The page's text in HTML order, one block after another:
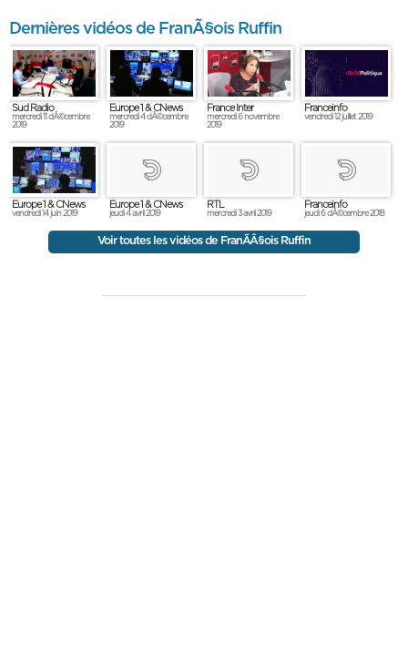
Dernières vidéos de FranÃ§ois Ruffin
Sud Radio
mercredi 11 dÃ©cembre
2019
Europe 1 & CNews
mercredi 4 dÃ©cembre
2019
France Inter
mercredi 6 novembre
2019
Franceinfo
vendredi 12 juillet 2019
Europe 1 & CNews
vendredi 14 juin 2019
Europe 1 & CNews
jeudi 4 avril 2019
RTL
mercredi 3 avril 2019
Franceinfo
jeudi 6 dÃ©cembre 2018
Voir toutes les vidéos de FranÃÂ§ois Ruffin